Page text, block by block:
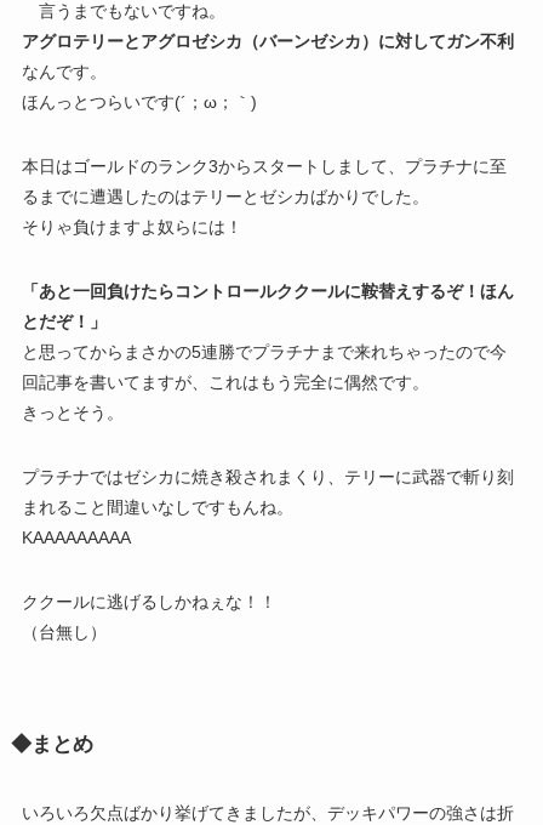
言うまでもないですね。
アグロテリーとアグロゼシカ（バーンゼシカ）に対してガン不利
なんです。
ほんっとつらいです(´；ω；｀)
本日はゴールドのランク3からスタートしまして、プラチナに至
るまでに遭遇したのはテリーとゼシカばかりでした。
そりゃ負けますよ奴らには！
「あと一回負けたらコントロールククールに鞍替えするぞ！ほん
とだぞ！」
と思ってからまさかの5連勝でプラチナまで来れちゃったので今
回記事を書いてますが、これはもう完全に偶然です。
きっとそう。
プラチナではゼシカに焼き殺されまくり、テリーに武器で斬り刻
まれること間違いなしですもんね。
KAAAAAAAAA
ククールに逃げるしかねぇな！！
（台無し）
◆まとめ
いろいろ欠点ばかり挙げてきましたが、デッキパワーの強さは折